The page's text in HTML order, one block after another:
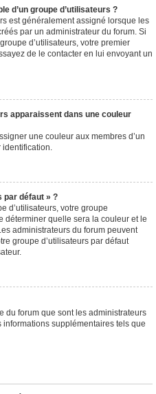
d’un groupe d’utilisateurs ?
est généralement assigné lorsque les
par un administrateur du forum. Si
d’utilisateurs, votre premier
de le contacter en lui envoyant un
apparaissent dans une couleur
une couleur aux membres d’un
identification.
par défaut » ?
d’utilisateurs, votre groupe
déterminer quelle sera la couleur et le
administrateurs du forum peuvent
groupe d’utilisateurs par défaut
du forum que sont les administrateurs
supplémentaires tels que